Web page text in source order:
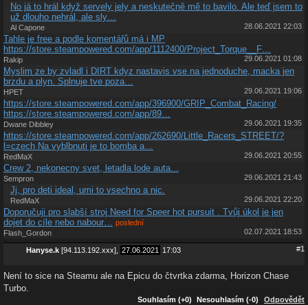
No já to hrál když servely jely a neskutečně mě to bavilo. Ale teď jsem to
už dlouho nehrál, ale sly…
Al Capone 28.06.2021 22:03
Tahle je free a podle komentářů má i MP
https://store.steampowered.com/app/1112400/Project_Torque__F…
Rakip 29.06.2021 01:08
Myslim ze by zvladl i DIRT kdyz nastavis vse na jednoduche, macka jen
brzdu a plyn. Splnuje tve poza…
HPET 29.06.2021 19:06
https://store.steampowered.com/app/396900/GRIP_Combat_Racing/
https://store.steampowered.com/app/89…
Dwane Dibbley 29.06.2021 19:35
https://store.steampowered.com/app/262690/Little_Racers_STREET/?
l=czech Na vyblbnuti je to bomba a…
RedMaX 29.06.2021 20:55
Crew 2, nekonecny svet, letadla lode auta...
Sempron 29.06.2021 21:43
Jj, pro deti ideal, umi to vsechno a nic.
RedMaX 29.06.2021 22:20
Doporučuji pro slabší stroj Need for Speer hot pursuit . Tvůj úkol je jen
dojet do cíle nebo nabour…
poslední
Flash_Gordon
02.07.2021 18:53
Hanyse.k [94.113.192.xxx], 27.06.2021 17:03 #1
Není to sice na Steamu ale na Epicu do čtvrtka zdarma, Horizon Chase
Turbo.
Souhlasím (+0) Nesouhlasím (-0) Odpovědět